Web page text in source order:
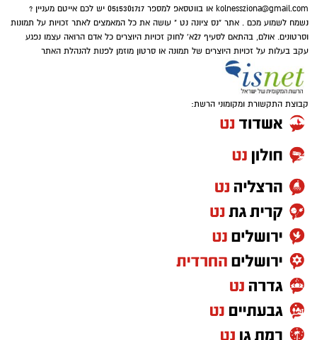
kolnessziona@gmail.com
או בווטסאפ למספר 0515301717 יש לכם אייטם מעניין ?
נשמח לשמוע מכם . אתר "נס ציונה נט " עושה את כל המאמצים לאתר זכויות על תמונות
וסרטונים. אולם, בהתאם לסעיף 27א' לחוק זכויות היוצרים כל אדם הרואה עצמו נפגע
עקב בעלות על זכויות היוצרים של תמונה או סרטון מוזמן לפנות להנהלת האתר
קבוצת התקשורת ומקומוני הרשת: